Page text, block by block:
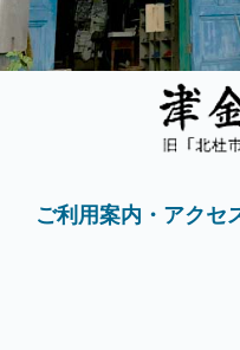
ご利用案内・アクセ